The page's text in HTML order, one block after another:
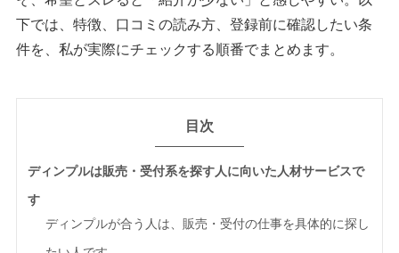
下では、特徴、口コミの読み方、登録前に確認したい条
件を、私が実際にチェックする順番でまとめます。
目次
ディンプルは販売・受付系を探す人に向いた人材サービスで
す
ディンプルが合う人は、販売・受付の仕事を具体的に探し